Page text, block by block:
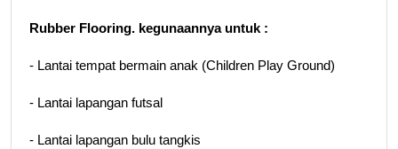
Rubber Flooring. kegunaannya untuk :
- Lantai tempat bermain anak (Children Play Ground)
- Lantai lapangan futsal
- Lantai lapangan bulu tangkis